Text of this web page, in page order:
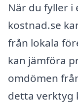
När du fyller i
kostnad.se
från lokala
kan jämföra
omdömen
detta verktyg